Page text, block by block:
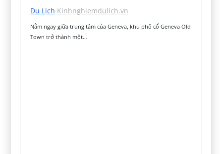
Du Lịch·Kinhnghiemdulich.vn
Nằm ngay giữa trung tâm của Geneva, khu phố cổ Geneva Old
Town trở thành một…